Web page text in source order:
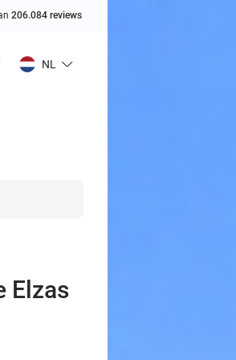
206.084 reviews
NL
Elzas